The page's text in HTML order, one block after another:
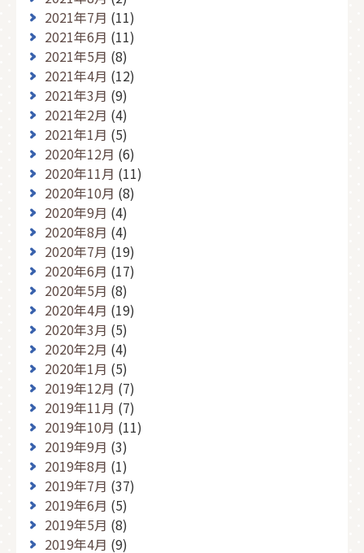
2021年7月 (11)
2021年6月 (11)
2021年5月 (8)
2021年4月 (12)
2021年3月 (9)
2021年2月 (4)
2021年1月 (5)
2020年12月 (6)
2020年11月 (11)
2020年10月 (8)
2020年9月 (4)
2020年8月 (4)
2020年7月 (19)
2020年6月 (17)
2020年5月 (8)
2020年4月 (19)
2020年3月 (5)
2020年2月 (4)
2020年1月 (5)
2019年12月 (7)
2019年11月 (7)
2019年10月 (11)
2019年9月 (3)
2019年8月 (1)
2019年7月 (37)
2019年6月 (5)
2019年5月 (8)
2019年4月 (9)